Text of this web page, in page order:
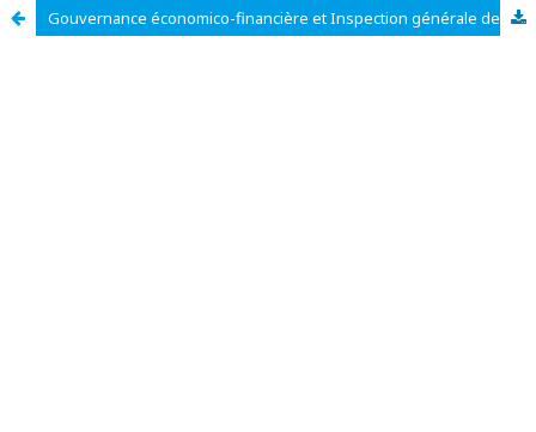
Gouvernance économico-financière et Inspection générale des finances en République Démocratique du Congo